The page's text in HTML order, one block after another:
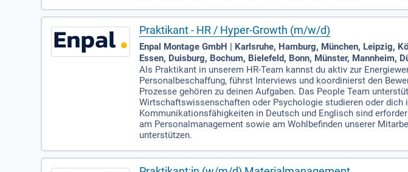
Praktikant - HR / Hyper-Growth (m/w/d)
Enpal Montage GmbH | Karlsruhe, Hamburg, München, Leipzig,
Essen, Duisburg, Bochum, Bielefeld, Bonn, Münster, Mannheim,
Als Praktikant in unserem HR-Team kannst du aktiv zur
Personalbeschaffung, führst Interviews und koordinierst den
Prozesse gehören zu deinen Aufgaben. Das People Team
Wirtschaftswissenschaften oder Psychologie studieren oder dich
Kommunikationsfähigkeiten in Deutsch und Englisch sind
am Personalmanagement sowie am Wohlbefinden unserer
unterstützen.